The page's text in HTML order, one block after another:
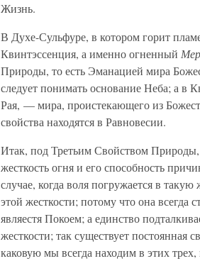
Жизнь.
В Духе-Сульфуре, в котором горит
Квинтэссенция, а именно огненный
Природы, то есть Эманацией мира
следует понимать основание Неба; а в
Рая, — мира, проистекающего из
свойства находятся в Равновесии.
Итак, под Третьим Свойством
жесткость огня и его способность
случае, когда воля погружается в
этой жесткости; потому что она всегда
являестя Покоем; а единство
жесткости; так существует постоянная
каковую мы всегда находим в этих